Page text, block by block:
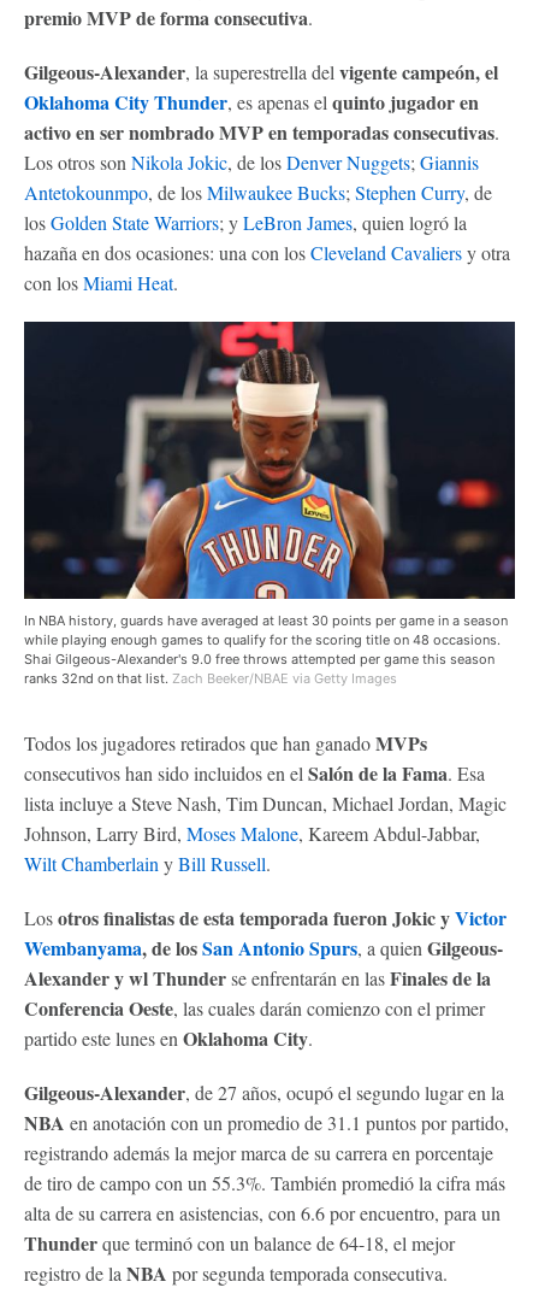
premio MVP de forma consecutiva.
Gilgeous-Alexander, la superestrella del vigente campeón, el
Oklahoma City Thunder, es apenas el quinto jugador en
activo en ser nombrado MVP en temporadas consecutivas.
Los otros son Nikola Jokic, de losDenver Nuggets; Giannis
Antetokounmpo, de losMilwaukee Bucks; Stephen Curry, de
losGolden State Warriors; yLeBron James, quien logró la
hazaña en dos ocasiones: una con losCleveland Cavaliersy otra
con losMiami Heat.
In NBA history, guards have averaged at least 30 points per game in a season
while playing enough games to qualify for the scoring title on 48 occasions.
Shai Gilgeous-Alexander's 9.0 free throws attempted per game this season
ranks 32nd on that list. Zach Beeker/NBAE via Getty Images
Todos los jugadores retirados que han ganadoMVPs
consecutivos han sido incluidos en el Salón de la Fama. Esa
lista incluye a Steve Nash, Tim Duncan, Michael Jordan, Magic
Johnson, Larry Bird, Moses Malone, Kareem Abdul-Jabbar,
Wilt Chamberlain yBill Russell.
Losotros finalistas de esta temporada fueron Jokic yVictor
Wembanyama, de losSan Antonio Spurs, a quien Gilgeous-
Alexander y wl Thunderse enfrentarán en lasFinales de la
Conferencia Oeste, las cuales darán comienzo con el primer
partido este lunes en Oklahoma City.
Gilgeous-Alexander, de 27 años, ocupó el segundo lugar en la
NBA en anotación con un promedio de 31.1 puntos por partido,
registrando además la mejor marca de su carrera en porcentaje
de tiro de campo con un 55.3%. También promedió la cifra más
alta de su carrera en asistencias, con 6.6 por encuentro, para un
Thunderque terminó con un balance de 64-18, el mejor
registro de la NBA por segunda temporada consecutiva.